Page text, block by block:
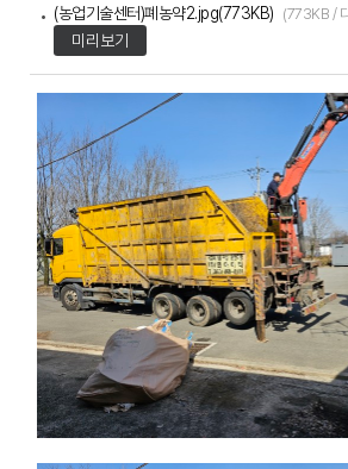
(농업기술센터)폐농약2.jpg(773KB) (773KB /
미리보기